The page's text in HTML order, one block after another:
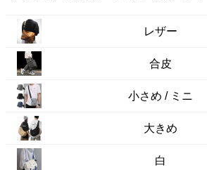
レザー
合皮
小さめ / ミニ
大きめ
白